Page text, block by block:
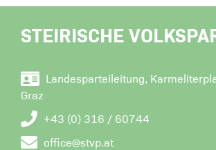
STEIRISCHE
Landesparteileitung,
Graz
+43 (0) 316 / 60744
office@stvp.at